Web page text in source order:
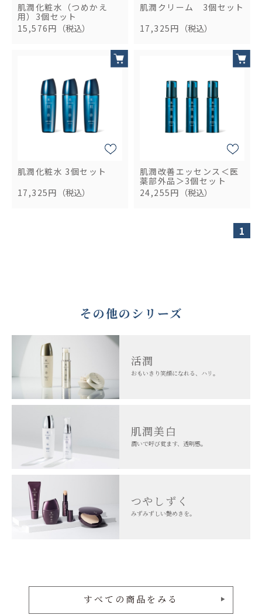
肌潤化粧水（つめかえ
用）3個セット
15,576円 （税込）
肌潤クリーム 3個セット
17,325円 （税込）
肌潤化粧水 3個セット
17,325円 （税込）
肌潤改善エッセンス＜医
薬部外品＞3個セット
24,255円 （税込）
1
その他のシリーズ
活潤
おもいきり笑顔になれる、ハリ。
肌潤美白
潤いで呼び覚ます、透明感。
つやしずく
みずみずしい艶めきを。
すべての商品をみる